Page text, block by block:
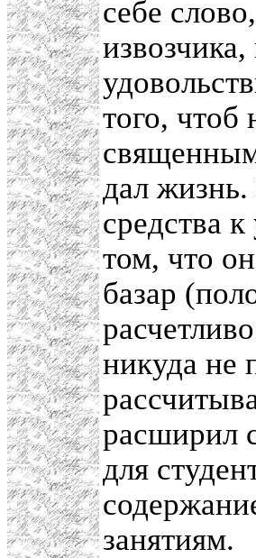
себе
того, чтоб
дал жизнь.
средства
том, что
базар
никуда не
расширил
для
занятиям.